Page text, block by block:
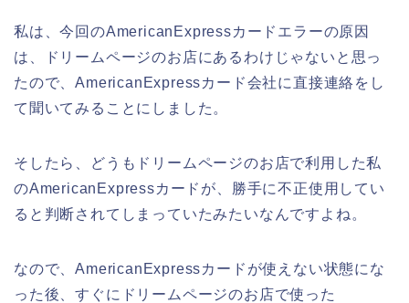
私は、今回のAmericanExpressカードエラーの原因
は、ドリームページのお店にあるわけじゃないと思っ
たので、AmericanExpressカード会社に直接連絡をし
て聞いてみることにしました。
そしたら、どうもドリームページのお店で利用した私
のAmericanExpressカードが、勝手に不正使用してい
ると判断されてしまっていたみたいなんですよね。
なので、AmericanExpressカードが使えない状態にな
った後、すぐにドリームページのお店で使った